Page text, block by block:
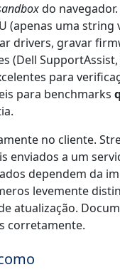
do
(apenas uma
drivers, gravar
para
para benchmarks
no cliente.
enviados a um
dependem da
levemente
atualização.
corretamente.